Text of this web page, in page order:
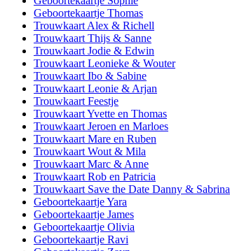
Geboortekaartje Thomas
Trouwkaart Alex & Richell
Trouwkaart Thijs & Sanne
Trouwkaart Jodie & Edwin
Trouwkaart Leonieke & Wouter
Trouwkaart Ibo & Sabine
Trouwkaart Leonie & Arjan
Trouwkaart Feestje
Trouwkaart Yvette en Thomas
Trouwkaart Jeroen en Marloes
Trouwkaart Mare en Ruben
Trouwkaart Wout & Mila
Trouwkaart Marc & Anne
Trouwkaart Rob en Patricia
Trouwkaart Save the Date Danny & Sabrina
Geboortekaartje Yara
Geboortekaartje James
Geboortekaartje Olivia
Geboortekaartje Ravi